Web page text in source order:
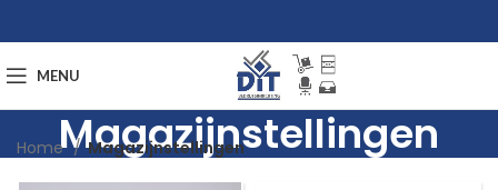
MENU
Magazijnstellingen
Home Magazijnstellingen